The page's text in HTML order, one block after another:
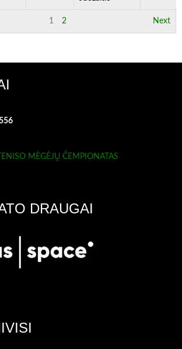
1 2 Next
MĖGĖJŲ ČEMPIONATAS
DRAUGAI